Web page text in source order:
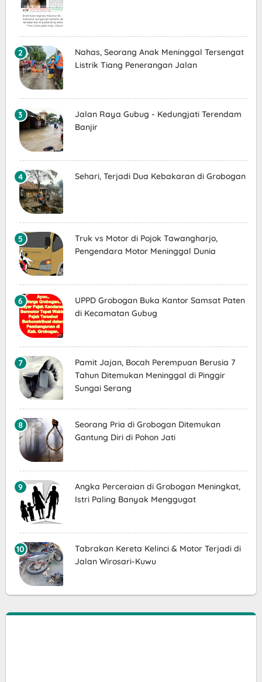
Nahas, Seorang Anak Meninggal Tersengat
Listrik Tiang Penerangan Jalan
Jalan Raya Gubug - Kedungjati Terendam
Banjir
Sehari, Terjadi Dua Kebakaran di Grobogan
Truk vs Motor di Pojok Tawangharjo,
Pengendara Motor Meninggal Dunia
UPPD Grobogan Buka Kantor Samsat Paten
di Kecamatan Gubug
Pamit Jajan, Bocah Perempuan Berusia 7
Tahun Ditemukan Meninggal di Pinggir
Sungai Serang
Seorang Pria di Grobogan Ditemukan
Gantung Diri di Pohon Jati
Angka Perceraian di Grobogan Meningkat,
Istri Paling Banyak Menggugat
Tabrakan Kereta Kelinci & Motor Terjadi di
Jalan Wirosari-Kuwu